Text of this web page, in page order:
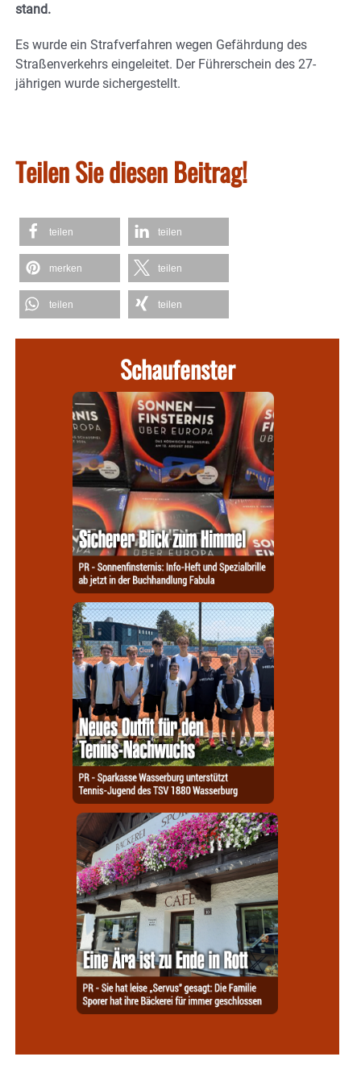
stand.
Es wurde ein Strafverfahren wegen Gefährdung des
Straßenverkehrs eingeleitet. Der Führerschein des 27-
jährigen wurde sichergestellt.
Teilen Sie diesen Beitrag!
teilen teilen
merken teilen
teilen teilen
Schaufenster